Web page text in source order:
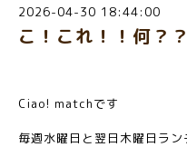
2026-04-30 18:44:00
こ！これ！！何？
Ciao! matchです
毎週水曜日と翌日木曜日ラン